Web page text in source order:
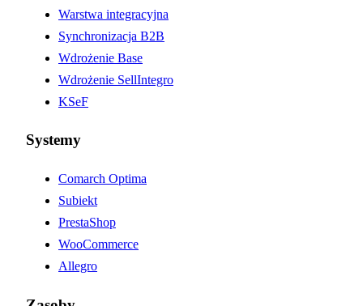
Warstwa integracyjna
Synchronizacja B2B
Wdrożenie Base
Wdrożenie SellIntegro
KSeF
Systemy
Comarch Optima
Subiekt
PrestaShop
WooCommerce
Allegro